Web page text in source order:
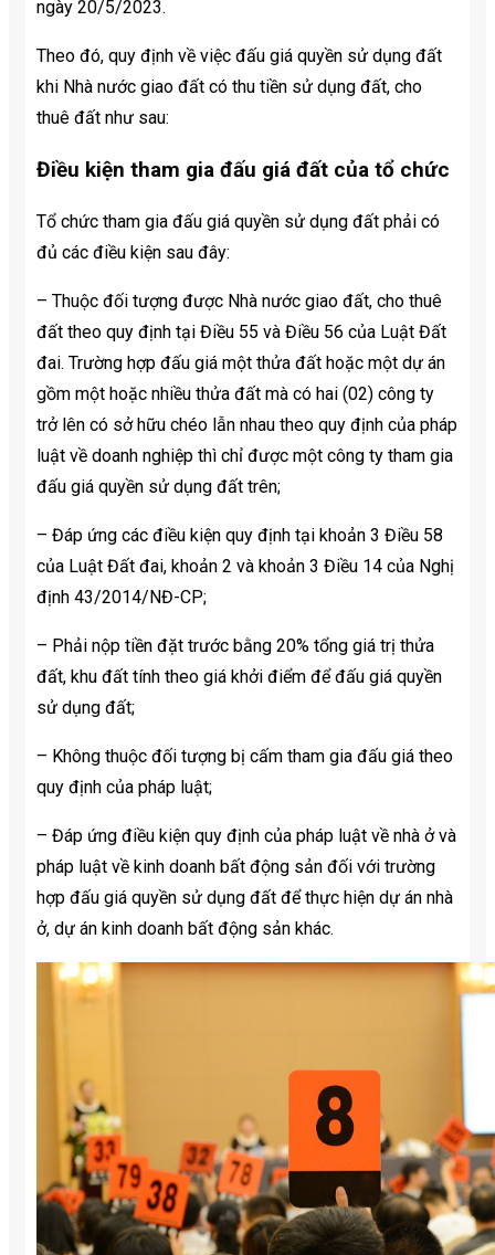
ngày 20/5/2023.
Theo đó, quy định về việc đấu giá quyền sử dụng đất
khi Nhà nước giao đất có thu tiền sử dụng đất, cho
thuê đất như sau:
Điều kiện tham gia đấu giá đất của tổ chức
Tổ chức tham gia đấu giá quyền sử dụng đất phải có
đủ các điều kiện sau đây:
– Thuộc đối tượng được Nhà nước giao đất, cho thuê
đất theo quy định tại Điều 55 và Điều 56 của Luật Đất
đai. Trường hợp đấu giá một thửa đất hoặc một dự án
gồm một hoặc nhiều thửa đất mà có hai (02) công ty
trở lên có sở hữu chéo lẫn nhau theo quy định của pháp
luật về doanh nghiệp thì chỉ được một công ty tham gia
đấu giá quyền sử dụng đất trên;
– Đáp ứng các điều kiện quy định tại khoản 3 Điều 58
của Luật Đất đai, khoản 2 và khoản 3 Điều 14 của Nghị
định 43/2014/NĐ-CP;
– Phải nộp tiền đặt trước bằng 20% tổng giá trị thửa
đất, khu đất tính theo giá khởi điểm để đấu giá quyền
sử dụng đất;
– Không thuộc đối tượng bị cấm tham gia đấu giá theo
quy định của pháp luật;
– Đáp ứng điều kiện quy định của pháp luật về nhà ở và
pháp luật về kinh doanh bất động sản đối với trường
hợp đấu giá quyền sử dụng đất để thực hiện dự án nhà
ở, dự án kinh doanh bất động sản khác.